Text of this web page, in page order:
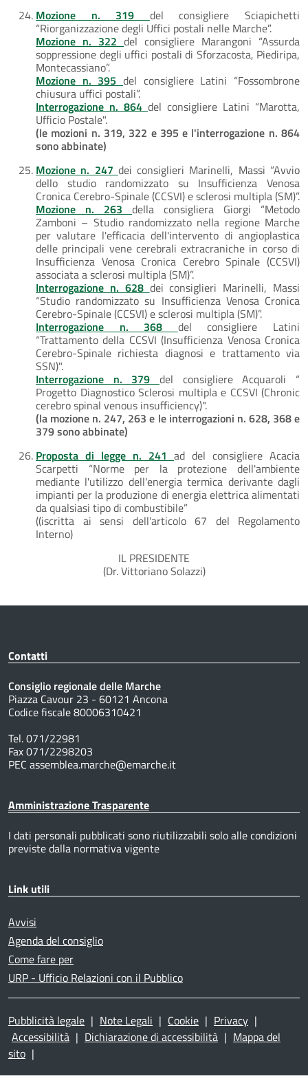
Mozione n. 319 del consigliere Sciapichetti
“Riorganizzazione degli Uffici postali nelle Marche”.
Mozione n. 322 del consigliere Marangoni “Assurda
soppressione degli uffici postali di Sforzacosta, Piediripa,
Montecassiano”.
Mozione n. 395 del consigliere Latini “Fossombrone
chiusura uffici postali”.
Interrogazione n. 864 del consigliere Latini “Marotta,
Ufficio Postale".
(le mozioni n. 319, 322 e 395 e l'interrogazione n. 864
sono abbinate)
Mozione n. 247 dei consiglieri Marinelli, Massi “Avvio
dello studio randomizzato su Insufficienza Venosa
Cronica Cerebro-Spinale (CCSVI) e sclerosi multipla (SM)”.
Mozione n. 263 della consigliera Giorgi “Metodo
Zamboni – Studio randomizzato nella regione Marche
per valutare l'efficacia dell'intervento di angioplastica
delle principali vene cerebrali extracraniche in corso di
Insufficienza Venosa Cronica Cerebro Spinale (CCSVI)
associata a sclerosi multipla (SM)”.
Interrogazione n. 628 dei consiglieri Marinelli, Massi
“Studio randomizzato su Insufficienza Venosa Cronica
Cerebro-Spinale (CCSVI) e sclerosi multipla (SM)”.
Interrogazione n. 368 del consigliere Latini
“Trattamento della CCSVI (Insufficienza Venosa Cronica
Cerebro-Spinale richiesta diagnosi e trattamento via
SSN)".
Interrogazione n. 379 del consigliere Acquaroli “
Progetto Diagnostico Sclerosi multipla e CCSVI (Chronic
cerebro spinal venous insufficiency)".
(la mozione n. 247, 263 e le interrogazioni n. 628, 368 e
379 sono abbinate)
Proposta di legge n. 241 ad del consigliere Acacia
Scarpetti “Norme per la protezione dell'ambiente
mediante l'utilizzo dell'energia termica derivante dagli
impianti per la produzione di energia elettrica alimentati
da qualsiasi tipo di combustibile”
((iscritta ai sensi dell'articolo 67 del Regolamento
Interno)
IL PRESIDENTE
(Dr. Vittoriano Solazzi)
Contatti
Consiglio regionale delle Marche
Piazza Cavour 23 - 60121 Ancona
Codice fiscale 80006310421
Tel. 071/22981
Fax 071/2298203
PEC assemblea.marche@emarche.it
Amministrazione Trasparente
I dati personali pubblicati sono riutilizzabili solo alle condizioni
previste dalla normativa vigente
Link utili
Avvisi
Agenda del consiglio
Come fare per
URP - Ufficio Relazioni con il Pubblico
Pubblicità legale | Note Legali | Cookie | Privacy |
Accessibilità | Dichiarazione di accessibilità | Mappa del
sito |